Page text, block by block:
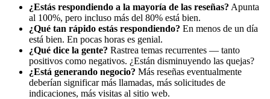
¿Estás respondiendo a la mayoría de las reseñas? Apunta
al 100%, pero incluso más del 80% está bien.
¿Qué tan rápido estás respondiendo? En menos de un día
está bien. En pocas horas es genial.
¿Qué dice la gente? Rastrea temas recurrentes — tanto
positivos como negativos. ¿Están disminuyendo las quejas?
¿Está generando negocio? Más reseñas eventualmente
deberían significar más llamadas, más solicitudes de
indicaciones, más visitas al sitio web.